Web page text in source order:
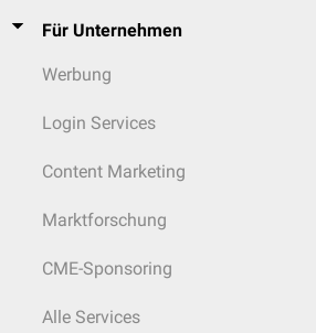
Für Unternehmen
Werbung
Login Services
Content Marketing
Marktforschung
CME-Sponsoring
Alle Services